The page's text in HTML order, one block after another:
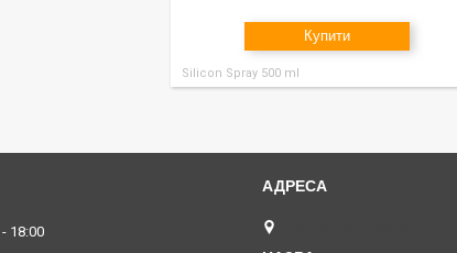
Купити
Silicon Spray 500 ml
18:00